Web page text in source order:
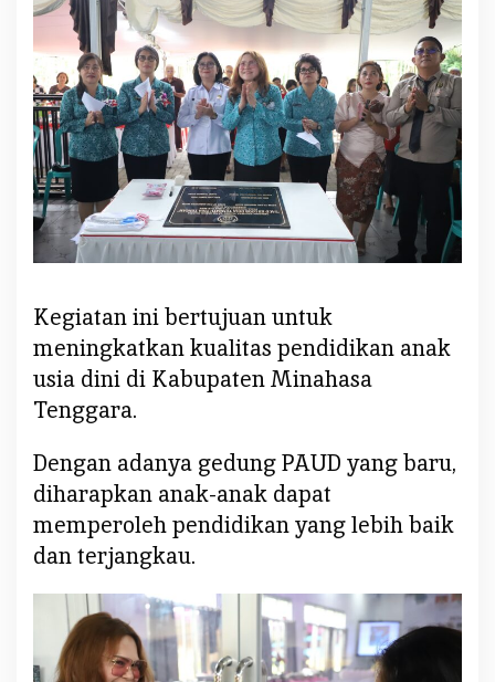
s
m
i
k
a
n
G
e
d
u
g
P
A
U
e
l
o
o
e
Kegiatan ini bertujuan untuk
meningkatkan kualitas pendidikan anak
usia dini di Kabupaten Minahasa
Tenggara.
Dengan adanya gedung PAUD yang baru,
diharapkan anak-anak dapat
memperoleh pendidikan yang lebih baik
dan terjangkau.